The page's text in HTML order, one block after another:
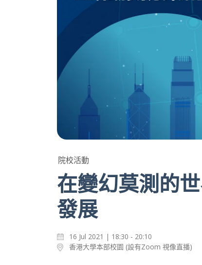
院校活動
在變幻莫測的
發展
16 Jul 2021 | 18:30 - 20:10
香港大學本部校園 (設有Zoom 視像直播)